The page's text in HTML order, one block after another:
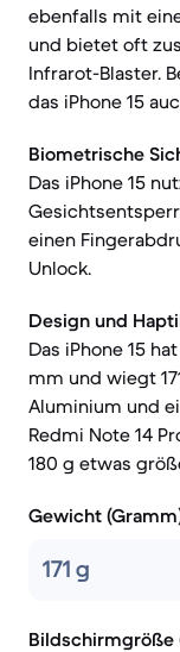
ebenfalls mit
und bietet oft
Infrarot-Blaster.
das iPhone 15
Biometrische
Das iPhone 15
einen
Unlock.
Design und
Das iPhone 15
mm und wiegt
Aluminium und
Redmi Note 14
180 g etwas
Gewicht
171 g
Bildschirmgröße